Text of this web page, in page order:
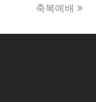
축복예배